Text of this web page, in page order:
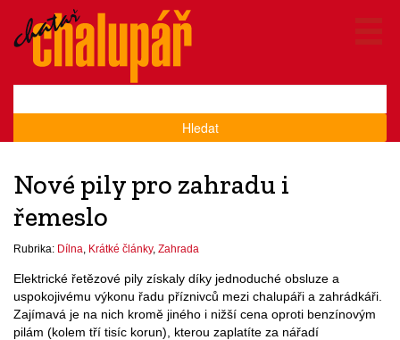
Hledat
Nové pily pro zahradu i
řemeslo
Rubrika: Dílna Krátké články, Zahrada
Elektrické řetězové pily získaly díky jednoduché obsluze a
uspokojivému výkonu řadu příznivců mezi chalupáři a zahrádkáři.
Zajímavá je na nich kromě jiného i nižší cena oproti benzínovým
pilám (kolem tří tisíc korun), kterou zaplatíte za nářadí